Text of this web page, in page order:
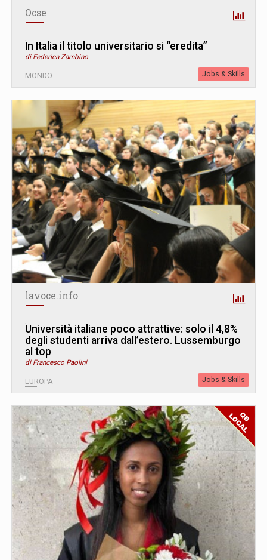
Ocse
In Italia il titolo universitario si “eredita”
di Federica Zambino
MONDO Jobs & Skills
lavoce.info
Università italiane poco attrattive: solo il 4,8%
degli studenti arriva dall’estero. Lussemburgo
al top
di Francesco Paolini
EUROPA Jobs & Skills